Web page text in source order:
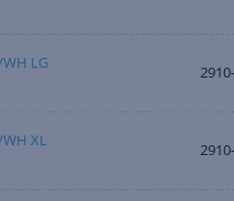
WH LG
WH XL